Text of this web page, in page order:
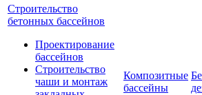
Строительство
бетонных бассейнов
Проектирование
бассейнов
Строительство
чаши и монтаж
Композитные
бассейны